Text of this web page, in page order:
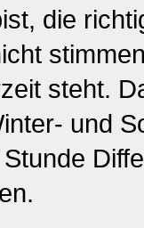
die
steht.
und